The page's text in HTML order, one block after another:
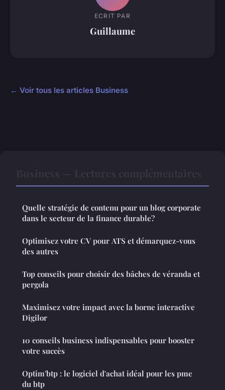
ECRIT PAR
Guillaume
← Voir tous les articles Business
Quelle stratégie de contenu pour un blog corporate
dans le secteur de la finance durable?
Optimisez votre CV pour ATS et démarquez-vous
des autres
Top conseils pour choisir des bâches de véranda et
pergola
Maximisez votre impact avec la borne interactive
Digilor
10 conseils business indispensables pour booster
votre succès
Optim'btp : le logiciel d'achat idéal pour les pme
du btp